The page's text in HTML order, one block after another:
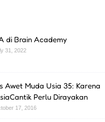
di Brain Academy
31, 2022
Awet Muda Usia 35: Karena
Perlu Dirayakan
17, 2016